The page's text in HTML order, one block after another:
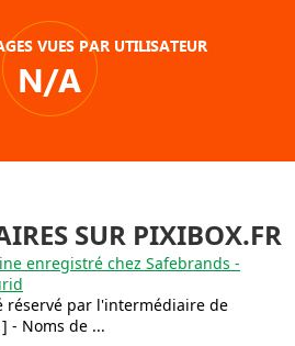
VUES PAR UTILISATEUR
N/A
SUR PIXIBOX.FR
enregistré chez Safebrands -
réservé par l'intermédiaire de
- Noms de ...